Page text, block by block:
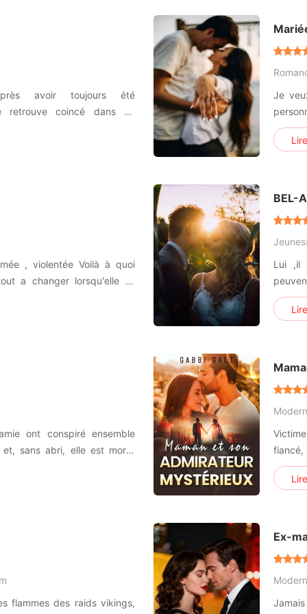
avoir toujours été
retrouve coincé dans un
gosses
Je veux juste
aux
un
, violentée Voilà à quoi
a changer lorsqu'elle l'a
, dans ce milieu elle n'a
joie . Seul l'argent et ses
BEL-
Lui ,il
peuvent décrire la beauté. Mais son statut
perdre toute
ont conspiré ensemble
sans abri, elle est morte
ressuscité dans un monde
ouvert les yeux, son mari
est
à des
flammes des raids vikings,
Ex-